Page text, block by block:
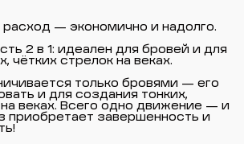
— экономично и надолго.
2 в 1: идеален для бровей и для
чётких стрелок на веках.
только бровями — его
и для создания тонких,
веках. Всего одно движение — и
приобретает завершенность и